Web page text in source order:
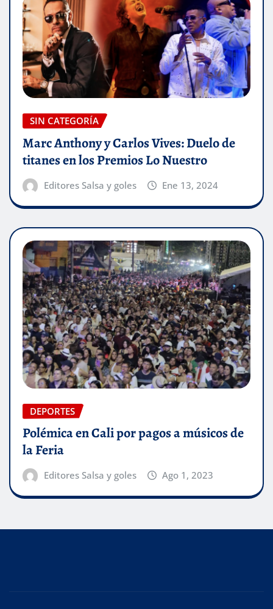
SIN CATEGORÍA
Marc Anthony y Carlos Vives: Duelo de
titanes en los Premios Lo Nuestro
Editores Salsa y goles Ene 13, 2024
DEPORTES
Polémica en Cali por pagos a músicos de
la Feria
Editores Salsa y goles Ago 1, 2023